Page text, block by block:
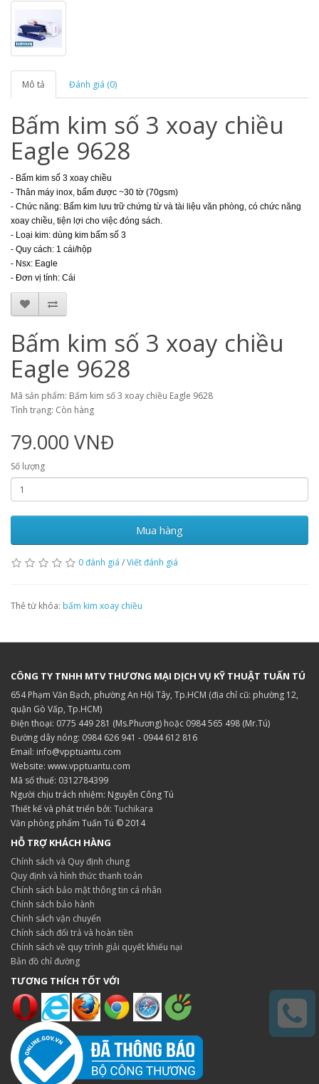
Mô tả Đánh giá (0)
Bấm kim số 3 xoay chiều
Eagle 9628
- Bấm kim số 3 xoay chiều
- Thân máy inox, bấm được ~30 tờ (70gsm)
- Chức năng: Bấm kim lưu trữ chứng từ và tài liệu văn phòng, có chức năng
xoay chiều, tiện lợi cho việc đóng sách.
- Loại kim: dùng kim bấm số 3
- Quy cách: 1 cái/hộp
- Nsx: Eagle
- Đơn vị tính: Cái
Bấm kim số 3 xoay chiều
Eagle 9628
Mã sản phẩm: Bấm kim số 3 xoay chiều Eagle 9628
Tình trạng: Còn hàng
79.000 VNĐ
Số lượng
Mua hàng
0 đánh giá /Viết đánh giá
Thẻ từ khóa: bấm kim xoay chiều
CÔNG TY TNHH MTV THƯƠNG MẠI DỊCH VỤ KỸ THUẬT TUẤN TÚ
654 Phạm Văn Bạch, phường An Hội Tây, Tp.HCM (địa chỉ cũ: phường 12,
quận Gò Vấp, Tp.HCM)
Điện thoại: 0775 449 281 (Ms.Phương) hoặc 0984 565 498 (Mr.Tú)
Đường dây nóng: 0984 626 941 - 0944 612 816
Email: info@vpptuantu.com
Website: www.vpptuantu.com
Mã số thuế: 0312784399
Người chịu trách nhiệm: Nguyễn Công Tú
Thiết kế và phát triển bởi: Tuchikara
Văn phòng phẩm Tuấn Tú © 2014
HỖ TRỢ KHÁCH HÀNG
Chính sách và Quy định chung
Quy định và hình thức thanh toán
Chính sách bảo mật thông tin cá nhân
Chính sách bảo hành
Chính sách vận chuyển
Chính sách đổi trả và hoàn tiền
Chính sách về quy trình giải quyết khiếu nại
Bản đồ chỉ đường
TƯƠNG THÍCH TỐT VỚI